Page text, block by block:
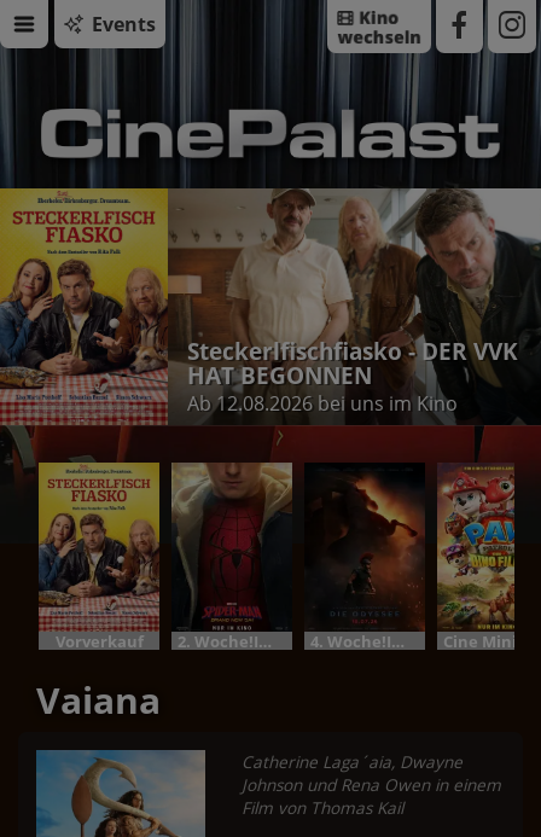
Events
Steckerlfischfiasko - DER VVK
HAT BEGONNEN
Ab 12.08.2026 bei uns im Kino
Vorverkauf 2. Woche!Im Bundesstart 4. Woche!Im Bundesstart
Vaiana
Catherine Laga´aia, Dwayne
Johnson und Rena Owen in einem
Film von Thomas Kail